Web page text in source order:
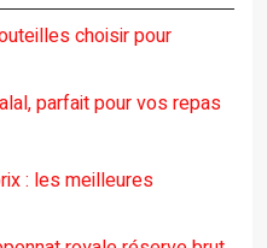
choisir pour
parfait pour vos repas
: les meilleures